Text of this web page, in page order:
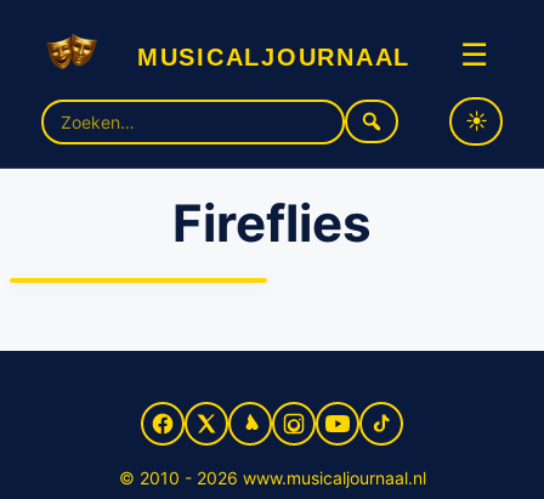
musicaljournaal ☰
Zoek
naar:
Fireflies
Shifting Daylight trapt
tournee af met nieuwe
© 2010 - 2026 www.musicaljournaal.nl